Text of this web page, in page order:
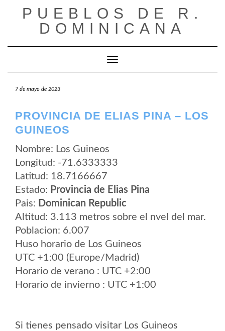
PUEBLOS DE R.
DOMINICANA
Cambiar modo de navegación
7 de mayo de 2023
PROVINCIA DE ELIAS PINA – LOS
GUINEOS
Nombre: Los Guineos
Longitud: -71.6333333
Latitud: 18.7166667
Estado: Provincia de Elias Pina
Pais: Dominican Republic
Altitud: 3.113 metros sobre el nvel del mar.
Poblacion: 6.007
Huso horario de Los Guineos
UTC +1:00 (Europe/Madrid)
Horario de verano : UTC +2:00
Horario de invierno : UTC +1:00
Si tienes pensado visitar Los Guineos